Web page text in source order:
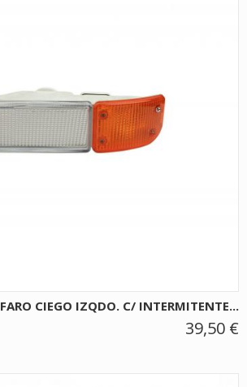
FARO CIEGO IZQDO. C/ INTERMITENTE...
39,50 €